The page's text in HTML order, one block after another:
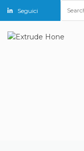
Seguici
for: